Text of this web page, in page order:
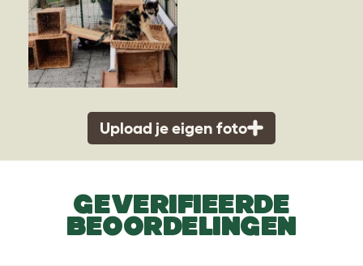
Upload je eigen foto
GEVERIFIEERDE
BEOORDELINGEN